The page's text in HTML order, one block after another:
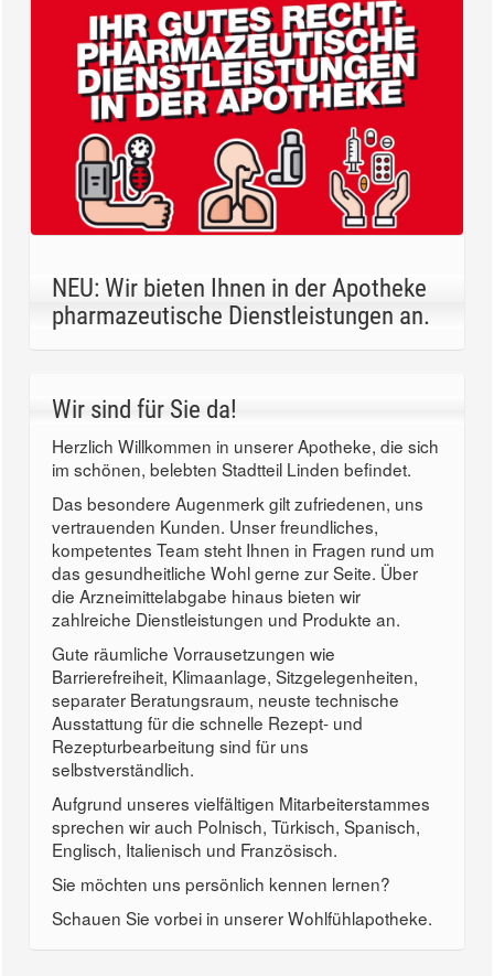
NEU: Wir bieten Ihnen in der Apotheke
pharmazeutische Dienstleistungen an.
Wir sind für Sie da!
Herzlich Willkommen in unserer Apotheke, die sich
im schönen, belebten Stadtteil Linden befindet.
Das besondere Augenmerk gilt zufriedenen, uns
vertrauenden Kunden. Unser freundliches,
kompetentes Team steht Ihnen in Fragen rund um
das gesundheitliche Wohl gerne zur Seite. Über
die Arzneimittelabgabe hinaus bieten wir
zahlreiche Dienstleistungen und Produkte an.
Gute räumliche Vorrausetzungen wie
Barrierefreiheit, Klimaanlage, Sitzgelegenheiten,
separater Beratungsraum, neuste technische
Ausstattung für die schnelle Rezept- und
Rezepturbearbeitung sind für uns
selbstverständlich.
Aufgrund unseres vielfältigen Mitarbeiterstammes
sprechen wir auch Polnisch, Türkisch, Spanisch,
Englisch, Italienisch und Französisch.
Sie möchten uns persönlich kennen lernen?
Schauen Sie vorbei in unserer Wohlfühlapotheke.